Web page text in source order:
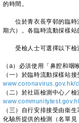
的時間。
位於青衣長亨邨的臨時
期六）。各臨時流動採樣站
受檢人士可選擇以下檢
（a）必須使用「鼻腔和咽
（一）於臨時流動採樣站
www.coronavirus.gov.hk/
（二）於社區檢測中心／
（三）自行安排接受由衞
化驗所提供的檢測（名單見